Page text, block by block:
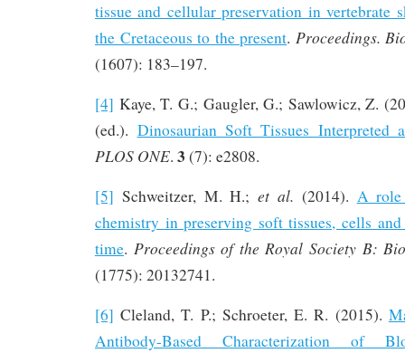
tissue and cellular preservation in vertebrate
the Cretaceous to the present. Proceedings.
(1607): 183–197.
[4] Kaye, T. G.; Gaugler, G.; Sawlowicz, Z.
(ed.). Dinosaurian Soft Tissues Interpreted
PLOS ONE. 3 (7): e2808.
[5] Schweitzer, M. H.;et al. (2014). A role
chemistry in preserving soft tissues, cells
time. Proceedings of the Royal Society B:
(1775): 20132741.
[6] Cleland, T. P.; Schroeter, E. R. (2015).
Antibody-Based Characterization of